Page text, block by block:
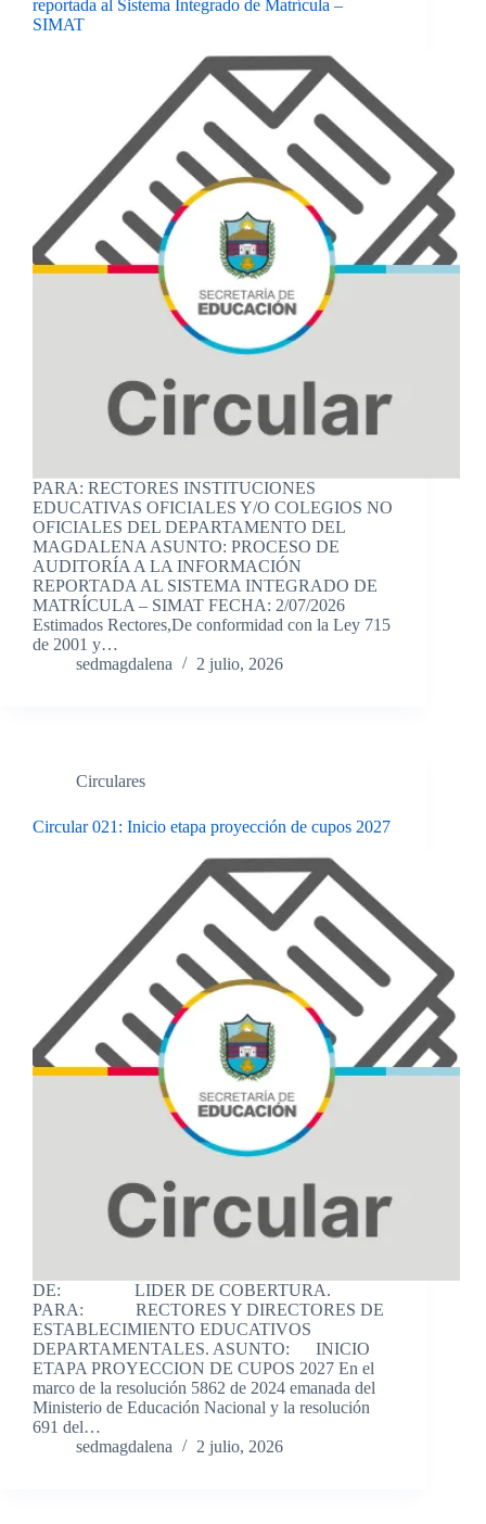
reportada al Sistema Integrado de Matrícula –
SIMAT
PARA: RECTORES INSTITUCIONES
EDUCATIVAS OFICIALES Y/O COLEGIOS NO
OFICIALES DEL DEPARTAMENTO DEL
MAGDALENA ASUNTO: PROCESO DE
AUDITORÍA A LA INFORMACIÓN
REPORTADA AL SISTEMA INTEGRADO DE
MATRÍCULA – SIMAT FECHA: 2/07/2026
Estimados Rectores,De conformidad con la Ley 715
de 2001 y…
sedmagdalena
2 julio, 2026
Circulares
Circular 021: Inicio etapa proyección de cupos 2027
DE: LIDER DE COBERTURA.
PARA: RECTORES Y DIRECTORES DE
ESTABLECIMIENTO EDUCATIVOS
DEPARTAMENTALES. ASUNTO: INICIO
ETAPA PROYECCION DE CUPOS 2027 En el
marco de la resolución 5862 de 2024 emanada del
Ministerio de Educación Nacional y la resolución
691 del…
sedmagdalena
2 julio, 2026